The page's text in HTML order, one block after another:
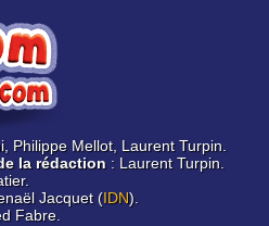
Philippe Mellot, Laurent Turpin.
la rédaction : Laurent Turpin.
Jacquet (IDN).
Fabre.